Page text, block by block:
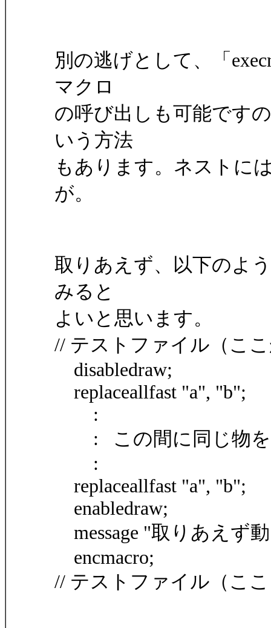
別の逃げとして、「
マクロ
の呼び出しも可能です
いう方法
もあります。ネストに
が。
取りあえず、以下のよ
みると
よいと思います。
// テストファイル（こ
disabledraw;
replaceallfast "a", "b";
:
: この間に同じ物を
:
replaceallfast "a", "b";
enabledraw;
message "取りあえず
encmacro;
// テストファイル（こ